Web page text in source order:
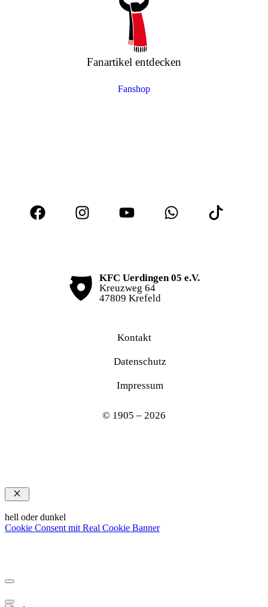
Fanartikel entdecken
Fanshop
KFC Uerdingen 05 e.V.
Kreuzweg 64
47809 Krefeld
Kontakt
Datenschutz
Impressum
© 1905 – 2026
Schließen
hell oder dunkel
Cookie Consent mit Real Cookie Banner